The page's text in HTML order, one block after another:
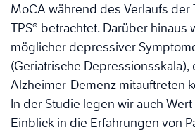
MoCA während des Verlaufs der
TPS® betrachtet. Darüber hinaus
möglicher depressiver
(Geriatrische Depressionsskala),
Alzheimer-Demenz mitauftreten
In der Studie legen wir auch
Einblick in die Erfahrungen von